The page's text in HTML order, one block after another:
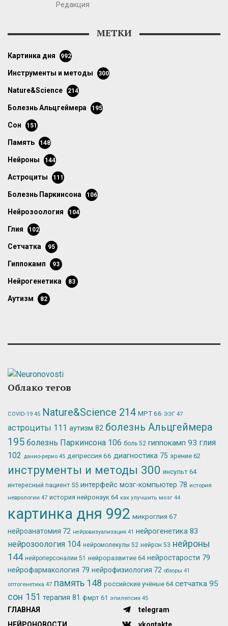
Редакция
МЕТКИ
картинка дня 992
инструменты и методы 300
Nature&Science 214
болезнь Альцгеймера 195
сон 151
память 148
нейроны 144
астроциты 111
болезнь Паркинсона 106
нейрозоология 104
глия 102
сетчатка 95
гиппокамп 93
нейрогенетика 83
аутизм 82
Облако тегов
COVID-19 45 Nature&Science 214 МРТ66 ЭЭГ 47
астроциты 111 аутизм 82 болезнь Альцгеймера
195 болезнь Паркинсона 106 боль 52 гиппокамп 93 глия
102 данио-рерио 45 депрессия 66 диагностика 75 зрение 62
инструменты и методы 300 инсульт 64
интересный пациент 55 интерфейс мозг-компьютер 78 история
неврологии 47 история нейронаук 64 как улучшить мозг 44
картинка дня 992 микроглия 67
нейроанатомия 72 нейровизуализация 41 нейрогенетика 83
нейрозоология 104 нейромолекулы 52 нейрон 53 нейроны
144 нейроперсоналии 51 нейроразвитие 64 нейростарости 79
нейрофармакология 79 нейрофизиология 72 обзоры 41
оптогенетика 47 память 148 российские учёные 64 сетчатка 95
сон 151 терапия 81 фмрт 61 эпилепсия 45
ГЛАВНАЯ
НЕЙРОНОВОСТИ
telegram
vkontakte